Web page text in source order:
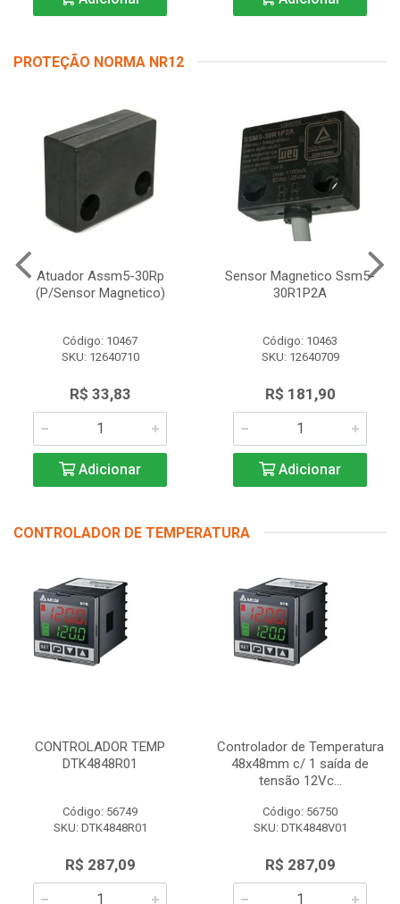
PROTEÇÃO NORMA NR12
Atuador Assm5-30Rp
(P/Sensor Magnetico)
Código: 10467
SKU: 12640710
R$ 33,83
Adicionar
Sensor Magnetico Ssm5-
30R1P2A
Código: 10463
SKU: 12640709
R$ 181,90
Adicionar
CONTROLADOR DE TEMPERATURA
CONTROLADOR TEMP
DTK4848R01
Código: 56749
SKU: DTK4848R01
R$ 287,09
Controlador de Temperatura
48x48mm c/ 1 saída de
tensão 12Vc...
Código: 56750
SKU: DTK4848V01
R$ 287,09